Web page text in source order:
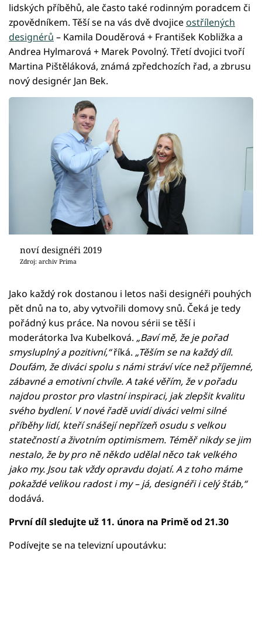
lidských příběhů, ale často také rodinným poradcem či
zpovědníkem. Těší se na vás dvě dvojiceostřílených
designérů – Kamila Douděrová + František Kobližka a
Andrea Hylmarová + Marek Povolný. Třetí dvojici tvoří
Martina Pištěláková, známá zpředchozích řad, a zbrusu
nový designér Jan Bek.
noví designéři 2019
Zdroj: archiv Prima
Jako každý rok dostanou i letos naši designéři pouhých
pět dnů na to, aby vytvořili domovy snů. Čeká je tedy
pořádný kus práce. Na novou sérii se těší i
moderátorka Iva Kubelková. „Baví mě, že je pořad
smysluplný a pozitivní,“říká. „Těším se na každý díl.
Doufám, že diváci spolu s námi stráví více než příjemné,
zábavné a emotivní chvíle. A také věřím, že v pořadu
najdou prostor pro vlastní inspiraci, jak zlepšit kvalitu
svého bydlení. V nové řadě uvidí diváci velmi silné
příběhy lidí, kteří snášejí nepřízeň osudu s velkou
statečností a životním optimismem. Téměř nikdy se jim
nestalo, že by pro ně někdo udělal něco tak velkého
jako my. Jsou tak vždy opravdu dojatí. A z toho máme
pokaždé velikou radost i my – já, designéři i celý štáb,“
dodává.
První díl sledujte už 11. února na Primě od 21.30
Podívejte se na televizní upoutávku: